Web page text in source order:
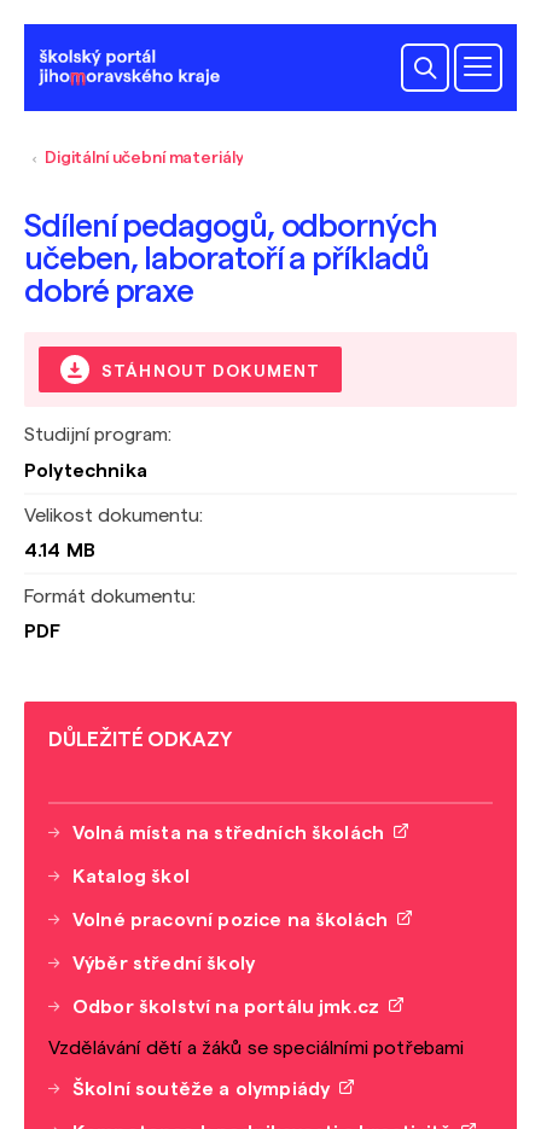
Digitální učební materiály
Sdílení pedagogů, odborných
učeben, laboratoří a příkladů
dobré praxe
STÁHNOUT DOKUMENT
Studijní program:
Polytechnika
Velikost dokumentu:
4.14 MB
Formát dokumentu:
PDF
DŮLEŽITÉ ODKAZY
Volná místa na středních školách
Katalog škol
Volné pracovní pozice na školách
Výběr střední školy
Odbor školství na portálu jmk.cz
Vzdělávání dětí a žáků se speciálními potřebami
Školní soutěže a olympiády